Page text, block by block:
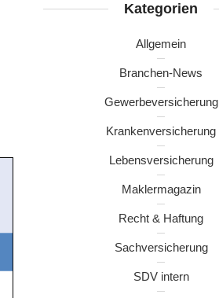
Kategorien
Allgemein
Branchen-News
Gewerbeversicherung
Krankenversicherung
Lebensversicherung
Maklermagazin
Recht & Haftung
Sachversicherung
SDV intern